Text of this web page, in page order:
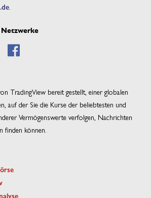
Netzwerke
TradingView bereit gestellt, einer globalen
auf der Sie die Kurse der beliebtesten und
Vermögenswerte verfolgen, Nachrichten
finden können.